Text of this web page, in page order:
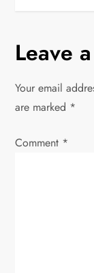
a
v
Leave
Your email
are marked *
Comment *